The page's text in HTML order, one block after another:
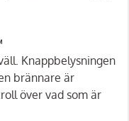
Knappbelysningen
brännare är
över vad som är